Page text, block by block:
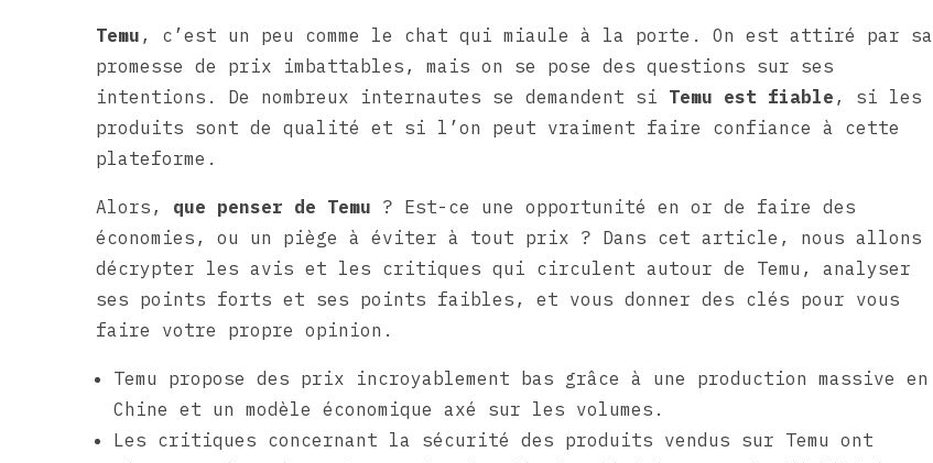
Temu , c’est un peu comme le chat qui miaule à la porte. On est attiré par sa
promesse de prix imbattables, mais on se pose des questions sur ses
intentions. De nombreux internautes se demandent si Temu est fiable , si les
produits sont de qualité et si l’on peut vraiment faire confiance à cette
plateforme.
Alors, que penser de Temu ? Est-ce une opportunité en or de faire des
économies, ou un piège à éviter à tout prix ? Dans cet article, nous allons
décrypter les avis et les critiques qui circulent autour de Temu, analyser
ses points forts et ses points faibles, et vous donner des clés pour vous
faire votre propre opinion.
Temu propose des prix incroyablement bas grâce à une production massive en
Chine et un modèle économique axé sur les volumes.
Les critiques concernant la sécurité des produits vendus sur Temu ont